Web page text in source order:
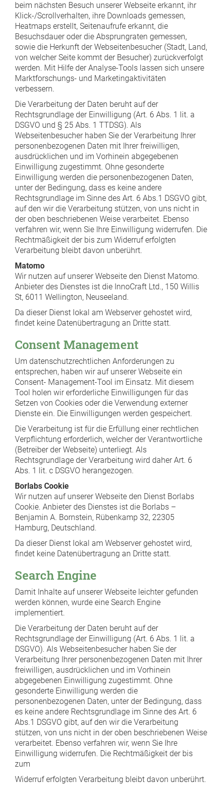
beim nächsten Besuch unserer Webseite erkannt, ihr
Klick-/Scrollverhalten, ihre Downloads gemessen,
Heatmaps erstellt, Seitenaufrufe erkannt, die
Besuchsdauer oder die Absprungraten gemessen,
sowie die Herkunft der Webseitenbesucher (Stadt, Land,
von welcher Seite kommt der Besucher) zurückverfolgt
werden. Mit Hilfe der Analyse-Tools lassen sich unsere
Marktforschungs- und Marketingaktivitäten
verbessern.
Die Verarbeitung der Daten beruht auf der
Rechtsgrundlage der Einwilligung (Art. 6 Abs. 1 lit. a
DSGVO und § 25 Abs. 1 TTDSG). Als
Webseitenbesucher haben Sie der Verarbeitung Ihrer
personenbezogenen Daten mit Ihrer freiwilligen,
ausdrücklichen und im Vorhinein abgegebenen
Einwilligung zugestimmt. Ohne gesonderte
Einwilligung werden die personenbezogenen Daten,
unter der Bedingung, dass es keine andere
Rechtsgrundlage im Sinne des Art. 6 Abs.1 DSGVO gibt,
auf den wir die Verarbeitung stützen, von uns nicht in
der oben beschriebenen Weise verarbeitet. Ebenso
verfahren wir, wenn Sie Ihre Einwilligung widerrufen. Die
Rechtmäßigkeit der bis zum Widerruf erfolgten
Verarbeitung bleibt davon unberührt.
Matomo
Wir nutzen auf unserer Webseite den Dienst Matomo.
Anbieter des Dienstes ist die InnoCraft Ltd., 150 Willis
St, 6011 Wellington, Neuseeland.
Da dieser Dienst lokal am Webserver gehostet wird,
findet keine Datenübertragung an Dritte statt.
Consent Management
Um datenschutzrechtlichen Anforderungen zu
entsprechen, haben wir auf unserer Webseite ein
Consent- Management-Tool im Einsatz. Mit diesem
Tool holen wir erforderliche Einwilligungen für das
Setzen von Cookies oder die Verwendung externer
Dienste ein. Die Einwilligungen werden gespeichert.
Die Verarbeitung ist für die Erfüllung einer rechtlichen
Verpflichtung erforderlich, welcher der Verantwortliche
(Betreiber der Webseite) unterliegt. Als
Rechtsgrundlage der Verarbeitung wird daher Art. 6
Abs. 1 lit. c DSGVO herangezogen.
Borlabs Cookie
Wir nutzen auf unserer Webseite den Dienst Borlabs
Cookie. Anbieter des Dienstes ist die Borlabs –
Benjamin A. Bornstein, Rübenkamp 32, 22305
Hamburg, Deutschland.
Da dieser Dienst lokal am Webserver gehostet wird,
findet keine Datenübertragung an Dritte statt.
Search Engine
Damit Inhalte auf unserer Webseite leichter gefunden
werden können, wurde eine Search Engine
implementiert.
Die Verarbeitung der Daten beruht auf der
Rechtsgrundlage der Einwilligung (Art. 6 Abs. 1 lit. a
DSGVO). Als Webseitenbesucher haben Sie der
Verarbeitung Ihrer personenbezogenen Daten mit Ihrer
freiwilligen, ausdrücklichen und im Vorhinein
abgegebenen Einwilligung zugestimmt. Ohne
gesonderte Einwilligung werden die
personenbezogenen Daten, unter der Bedingung, dass
es keine andere Rechtsgrundlage im Sinne des Art. 6
Abs.1 DSGVO gibt, auf den wir die Verarbeitung
stützen, von uns nicht in der oben beschriebenen Weise
verarbeitet. Ebenso verfahren wir, wenn Sie Ihre
Einwilligung widerrufen. Die Rechtmäßigkeit der bis
zum
Widerruf erfolgten Verarbeitung bleibt davon unberührt.